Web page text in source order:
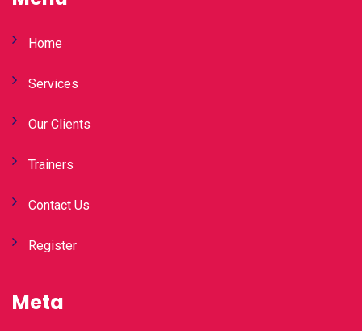
Home
Services
Our Clients
Trainers
Contact Us
Register
Meta